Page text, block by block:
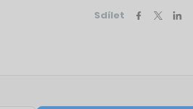
Sdílet